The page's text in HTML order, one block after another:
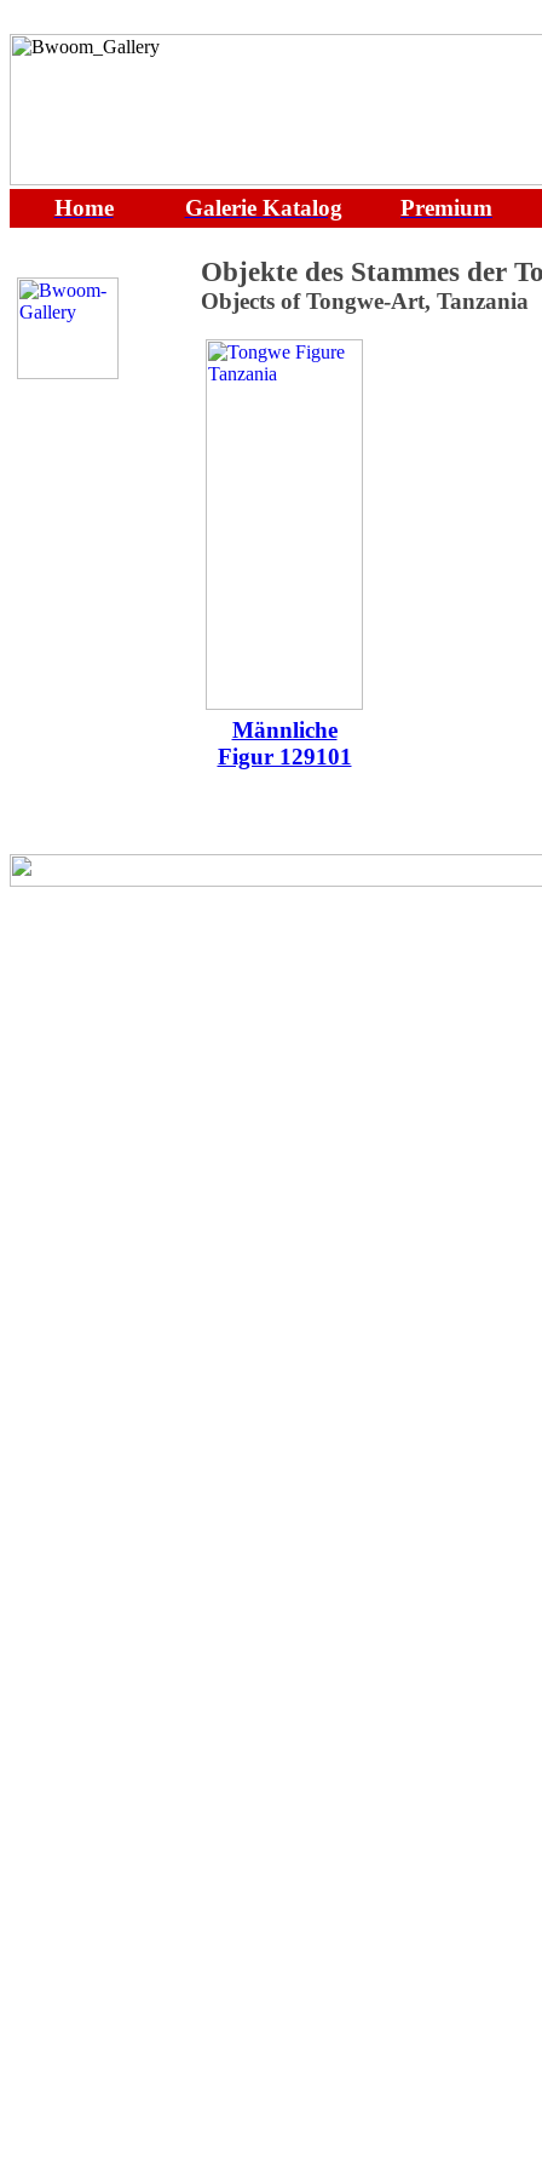
Home Galerie Katalog Premium
Objekte des Stammes der
Objects of Tongwe-Art, Tanzania
Männliche
Figur 129101